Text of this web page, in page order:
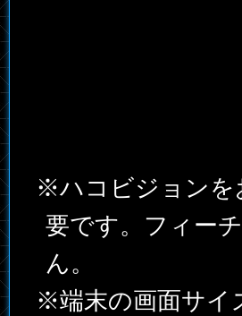
※ハコビジョンを
要です。フィー
ん。
※端末の画面サイ